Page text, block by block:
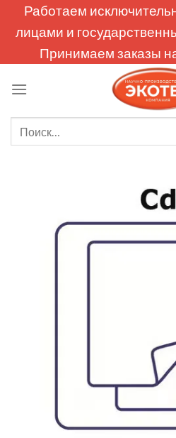
Работаем
лицами и
Принимаем заказы